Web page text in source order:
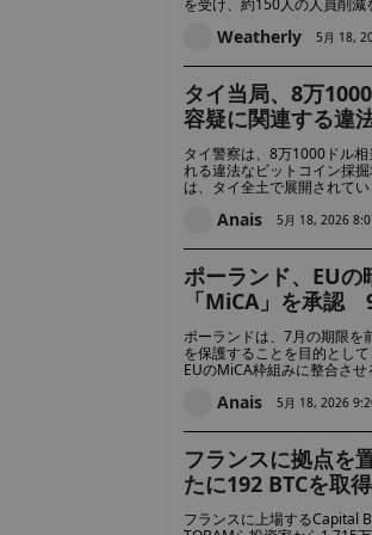
を受け、約150人の人員削
が、市場環境の悪化により
Weatherly 5月 18,
タイ当局、8万
容疑に関連する違
掘施設を摘発
タイ警察は、8万1000ドル
れる違法なビットコイン採
は、タイ全土で展開されて
Anais 5月 18, 2026
ポーランド、EUの
「MiCA」を承認
のZondacrypto破
査と規制をめぐる
ポーランドは、7月の期限を
を保護することを目的とし
EUのMiCA枠組みに整合さ
破綻した取引所「
的議論にさらなる圧力をか
Anais 5月 18, 2026
フランスに拠点を
たに192 BTCを取
ンの買い増しを継
フランスに上場するCapital